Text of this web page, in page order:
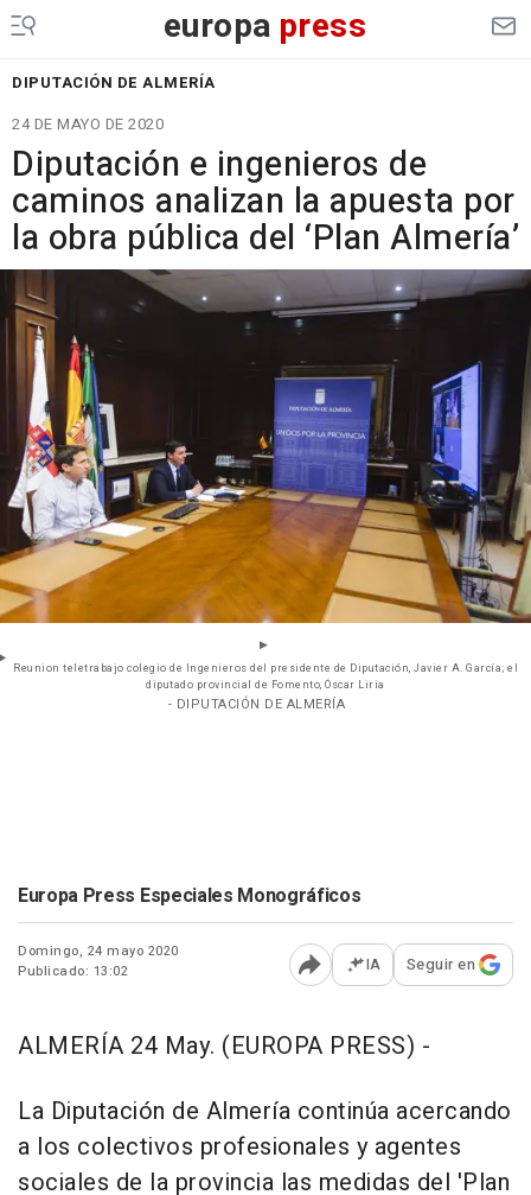
europa press
DIPUTACIÓN DE ALMERÍA
24 DE MAYO DE 2020
Diputación e ingenieros de
caminos analizan la apuesta por
la obra pública del ‘Plan Almería’
Reunion teletrabajo colegio de Ingenieros del presidente de Diputación, Javier A. García; el
diputado provincial de Fomento, Óscar Liria
- DIPUTACIÓN DE ALMERÍA
Europa Press Especiales Monográficos
Domingo, 24 mayo 2020
Publicado: 13:02
Abrir opciones para
IA Seguir en
ALMERÍA 24 May. (EUROPA PRESS) -
La Diputación de Almería continúa acercando
a los colectivos profesionales y agentes
sociales de la provincia las medidas del 'Plan